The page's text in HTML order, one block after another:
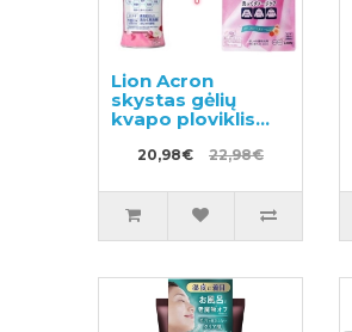
Lion Acron
skystas gėlių
kvapo ploviklis
papildymas
20,98€ 22,98€